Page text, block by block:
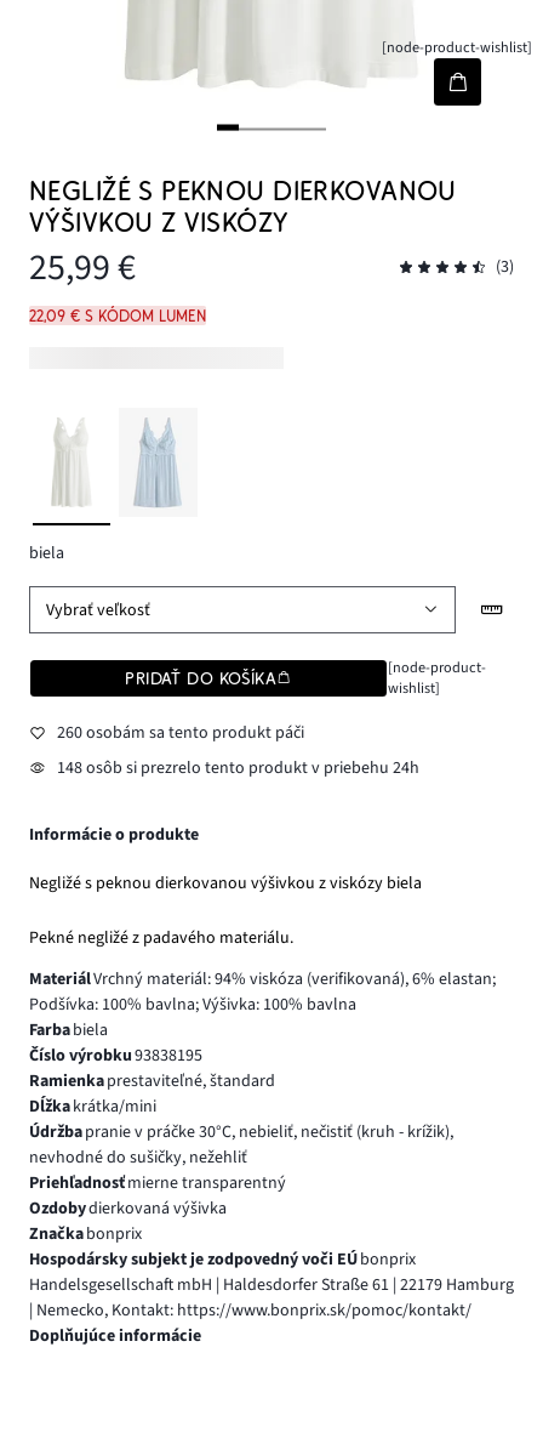
[node-product-wishlist]
NEGLIŽÉ S PEKNOU DIERKOVANOU
VÝŠIVKOU Z VISKÓZY
25,99 € (3)
22,09 € s kódom LUMEN
biela
Vybrať veľkosť
PRIDAŤ DO KOŠÍKA
[node-product-
wishlist]
260 osobám sa tento produkt páči
148 osôb si prezrelo tento produkt v priebehu 24h
Informácie o produkte
Negližé s peknou dierkovanou výšivkou z viskózy biela
Pekné negližé z padavého materiálu.
MateriálVrchný materiál: 94% viskóza (verifikovaná), 6% elastan;
Podšívka: 100% bavlna; Výšivka: 100% bavlna
Farbabiela
Číslo výrobku93838195
Ramienkaprestaviteľné, štandard
Dĺžkakrátka/mini
Údržbapranie v práčke 30°C, nebieliť, nečistiť (kruh - krížik),
nevhodné do sušičky, nežehliť
Priehľadnosťmierne transparentný
Ozdobydierkovaná výšivka
Značkabonprix
Hospodársky subjekt je zodpovedný voči EÚbonprix
Handelsgesellschaft mbH | Haldesdorfer Straße 61 | 22179 Hamburg
| Nemecko, Kontakt: https://www.bonprix.sk/pomoc/kontakt/
Doplňujúce informácie